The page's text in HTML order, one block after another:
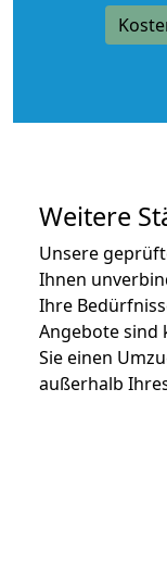
Weitere
Unsere
Ihnen
Ihre
Angebote sind
Sie einen
außerhalb